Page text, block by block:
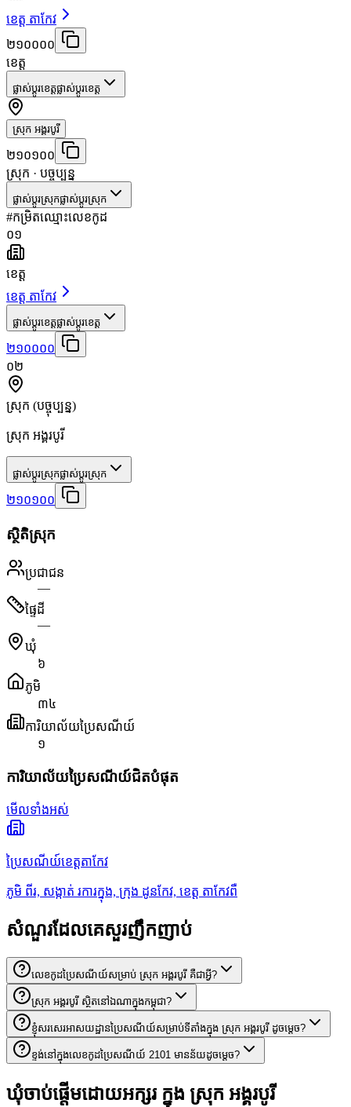
ខេត្ត តាកែវ
២១០០០០
ខេត្ត
ផ្លាស់ប្តូរខេត្តផ្លាស់ប្តូរខេត្ត
ស្រុក អង្គរបូរី
២១០១០០
ស្រុក · បច្ចុប្បន្ន
ផ្លាស់ប្តូរស្រុកផ្លាស់ប្តូរស្រុក
#កម្រិតឈ្មោះលេខកូដ
០១
ខេត្ត
ខេត្ត តាកែវ
ផ្លាស់ប្តូរខេត្តផ្លាស់ប្តូរខេត្ត
២១០០០០
០២
ស្រុក (បច្ចុប្បន្ន)
ស្រុក អង្គរបូរី
ផ្លាស់ប្តូរស្រុកផ្លាស់ប្តូរស្រុក
២១០១០០
ស្ថិតិស្រុក
ប្រជាជន
—
ផ្ទៃដី
—
ឃុំ
៦
ភូមិ
៣៤
ការិយាល័យប្រៃសណីយ៍
១
ការិយាល័យប្រៃសណីយ៍ជិតបំផុត
មើលទាំងអស់
ប្រៃសណីយ៍ខេត្តតាកែវ
ភូមិ ពីរ, សង្កាត់ រការក្នុង, ក្រុង ដូនកែវ, ខេត្ត តាកែវពឺ
សំណួរដែលគេសួរញឹកញាប់
លេខកូដប្រៃសណីយ៍សម្រាប់ ស្រុក អង្គរបូរី គឺជាអ្វី?
ស្រុក អង្គរបូរី ស្ថិតនៅឯណាក្នុងកម្ពុជា?
ខ្ញុំសរសេរអាសយដ្ឋានប្រៃសណីយ៍សម្រាប់ទីតាំងក្នុង ស្រុក អង្គរបូរី ដូចម្តេច?
ខ្ទង់នៅក្នុងលេខកូដប្រៃសណីយ៍ 2101 មានន័យដូចម្តេច?
ឃុំចាប់ផ្តើមដោយអក្សរ ក្នុង ស្រុក អង្គរបូរី